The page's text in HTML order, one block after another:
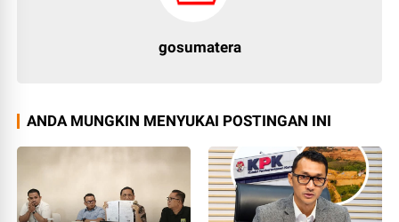
gosumatera
ANDA MUNGKIN MENYUKAI POSTINGAN INI